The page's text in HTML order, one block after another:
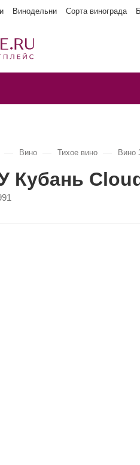
Винодельни Сорта винограда
— Вино — Тихое вино — Вино
Кубань